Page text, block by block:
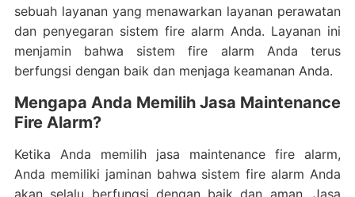
sebuah layanan yang menawarkan layanan perawatan
dan penyegaran sistem fire alarm Anda. Layanan ini
menjamin bahwa sistem fire alarm Anda terus
berfungsi dengan baik dan menjaga keamanan Anda.
Mengapa Anda Memilih Jasa Maintenance
Fire Alarm?
Ketika Anda memilih jasa maintenance fire alarm,
Anda memiliki jaminan bahwa sistem fire alarm Anda
akan selalu berfungsi dengan baik dan aman. Jasa